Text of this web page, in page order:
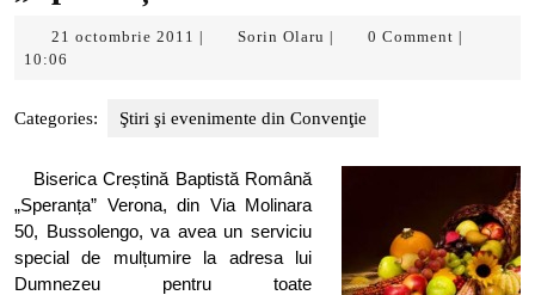
21 octombrie 2011 21
Sorin Olaru Sorin
0 Comment
10:06
Categories: Ştiri şi evenimente din Convenţie
Biserica Creștină Baptistă Română
„Speranța” Verona, din Via Molinara
50, Bussolengo, va avea un serviciu
special de mulțumire la adresa lui
Dumnezeu pentru toate